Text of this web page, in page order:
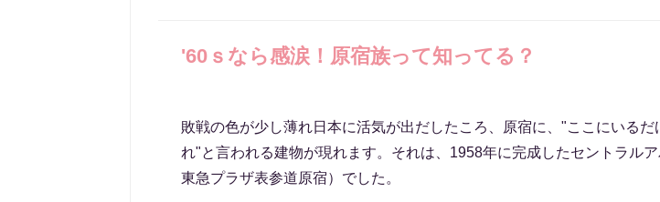
'60ｓなら感涙！原宿族って知ってる？
敗戦の色が少し薄れ日本に活気が出だしたころ、原宿に、"ここにいるだ
れ"と言われる建物が現れます。それは、1958年に完成したセントラルア
東急プラザ表参道原宿）でした。